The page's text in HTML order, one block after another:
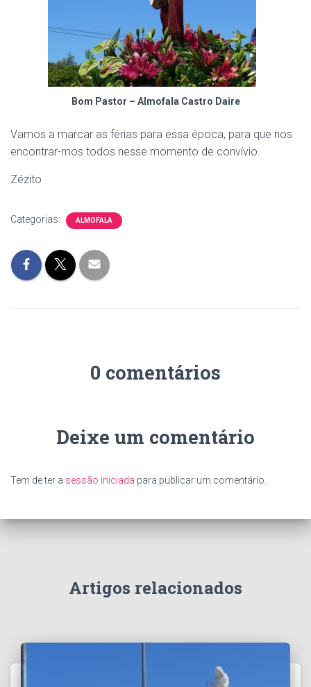
Bom Pastor – Almofala Castro Daire
Vamos a marcar as férias para essa época, para que nos
encontrar-mos todos nesse momento de convívio.
Zézito
Categorias: ALMOFALA
0 comentários
Deixe um comentário
Tem de ter a sessão iniciada para publicar um comentário.
Artigos relacionados